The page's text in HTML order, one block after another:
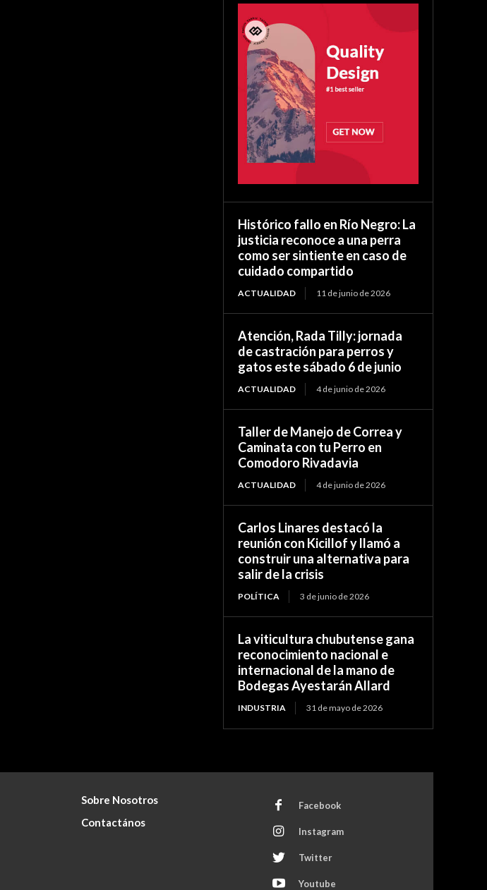
Histórico fallo en Río Negro: La
justicia reconoce a una perra
como ser sintiente en caso de
cuidado compartido
ACTUALIDAD 11 de junio de 2026
Atención, Rada Tilly: jornada
de castración para perros y
gatos este sábado 6 de junio
ACTUALIDAD 4 de junio de 2026
Taller de Manejo de Correa y
Caminata con tu Perro en
Comodoro Rivadavia
ACTUALIDAD 4 de junio de 2026
Carlos Linares destacó la
reunión con Kicillof y llamó a
construir una alternativa para
salir de la crisis
POLÍTICA 3 de junio de 2026
La viticultura chubutense gana
reconocimiento nacional e
internacional de la mano de
Bodegas Ayestarán Allard
INDUSTRIA 31 de mayo de 2026
Sobre Nosotros
Contactános
Facebook
Instagram
Twitter
Youtube